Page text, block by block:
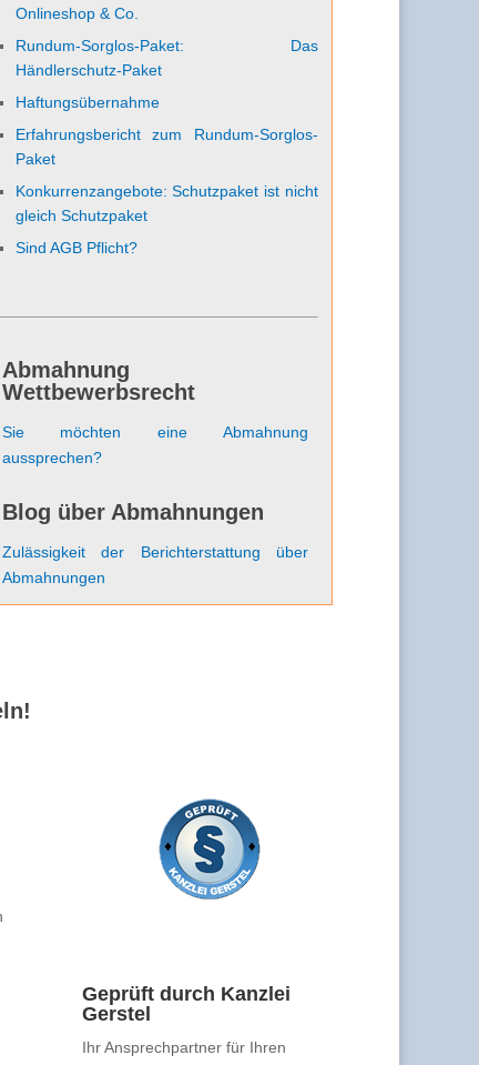
Onlineshop & Co.
Rundum-Sorglos-Paket: Das
Händlerschutz-Paket
Haftungsübernahme
Erfahrungsbericht zum Rundum-Sorglos-
Paket
Konkurrenzangebote: Schutzpaket ist nicht
gleich Schutzpaket
Sind AGB Pflicht?
Abmahnung
Wettbewerbsrecht
Sie möchten eine Abmahnung
aussprechen?
Blog über Abmahnungen
Zulässigkeit der Berichterstattung über
Abmahnungen
Geprüft durch Kanzlei
Gerstel
Ihr Ansprechpartner für Ihren